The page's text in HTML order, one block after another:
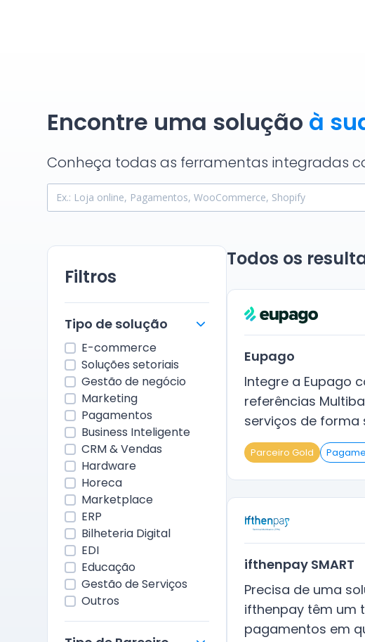
Encontre uma solução à
Conheça todas as ferramentas integradas
Filtros
Tipo de solução
E-commerce
Soluções setoriais
Gestão de negócio
Marketing
Pagamentos
Business Inteligente
CRM & Vendas
Hardware
Horeca
Marketplace
ERP
Bilheteria Digital
EDI
Educação
Gestão de Serviços
Outros
Todos os
Eupago
Integre a Eupago
referências
serviços de forma
Parceiro Gold
ifthenpay SMART
Precisa de uma
ifthenpay têm um
pagamentos em